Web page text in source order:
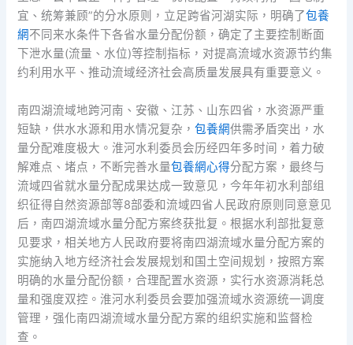
宜、统筹兼顾”的分水原则，立足跨省河湖实际，明确了包養
網不同来水条件下各省水量分配份额，确定了主要控制断面
下泄水量(流量、水位)等控制指标，对提高流域水资源节约集
约利用水平、推动流域经济社会高质量发展具有重要意义。
南四湖流域地跨河南、安徽、江苏、山东四省，水资源严重
短缺，供水水源和用水情况复杂，包養網供需矛盾突出，水
量分配难度极大。淮河水利委员会历经四年多时间，着力破
解难点、堵点，不断完善水量包養網心得分配方案，最终与
流域四省就水量分配成果达成一致意见，今年年初水利部组
织征得自然资源部等8部委和流域四省人民政府原则同意意见
后，南四湖流域水量分配方案终获批复。根据水利部批复意
见要求，相关地方人民政府要将南四湖流域水量分配方案的
实施纳入地方经济社会发展规划和国土空间规划，按照方案
明确的水量分配份额，合理配置水资源，实行水资源消耗总
量和强度双控。淮河水利委员会要加强流域水资源统一调度
管理，强化南四湖流域水量分配方案的组织实施和监督检
查。